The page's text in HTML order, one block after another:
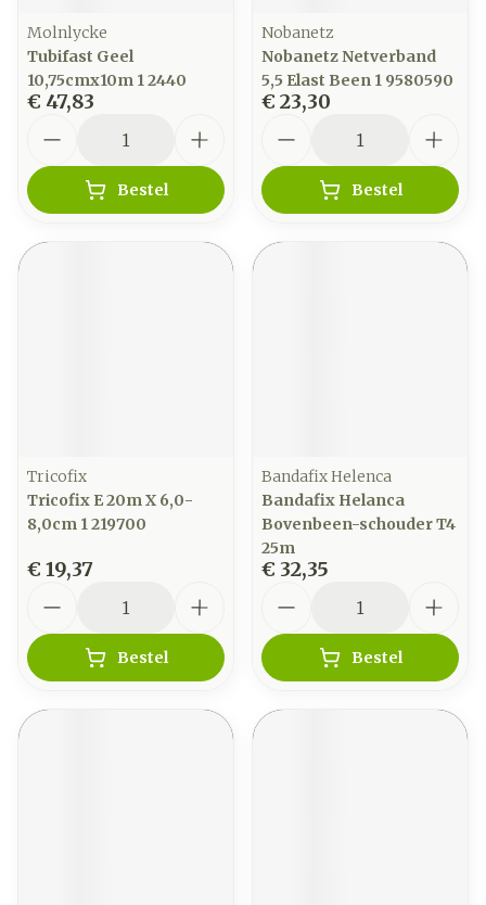
Molnlycke
Tubifast Geel
10,75cmx10m 1 2440
€ 47,83
Bestel
Nobanetz
Nobanetz Netverband
5,5 Elast Been 1 9580590
€ 23,30
Bestel
Tricofix
Tricofix E 20m X 6,0-
8,0cm 1 219700
€ 19,37
Bestel
Bandafix Helenca
Bandafix Helanca
Bovenbeen-schouder T4
25m
€ 32,35
Bestel